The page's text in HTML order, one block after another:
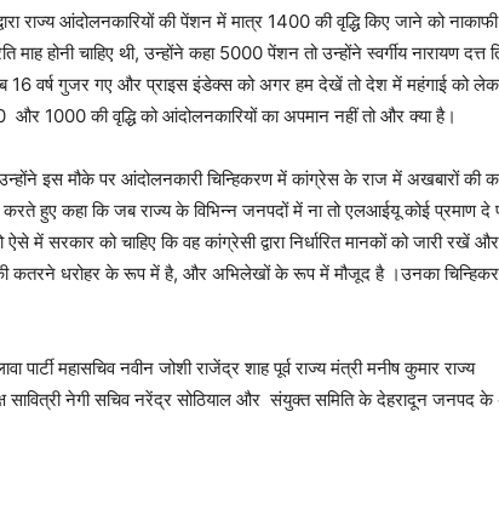
राज्य आंदोलनकारियों की पेंशन में मात्र 1400 की वृद्धि किए जाने को नाकाफी
चाहिए थी, उन्होंने कहा 5000 पेंशन तो उन्होंने स्वर्गीय नारायण दत्त
वर्ष गुजर गए और प्राइस इंडेक्स को अगर हम देखें तो देश में महंगाई को
और 1000 की वृद्धि को आंदोलनकारियों का अपमान नहीं तो और क्या है।
इस मौके पर आंदोलनकारी चिन्हिकरण में कांग्रेस के राज में अखबारों की
हुए कहा कि जब राज्य के विभिन्न जनपदों में ना तो एलआईयू कोई प्रमाण दे
में सरकार को चाहिए कि वह कांग्रेसी द्वारा निर्धारित मानकों को जारी रखें
कतरने धरोहर के रूप में है, और अभिलेखों के रूप में मौजूद है ।उनका
पार्टी महासचिव नवीन जोशी राजेंद्र शाह पूर्व राज्य मंत्री मनीष कुमार राज्य
सावित्री नेगी सचिव नरेंद्र सोठियाल और संयुक्त समिति के देहरादून जनपद के